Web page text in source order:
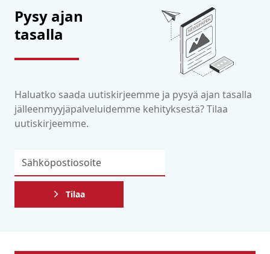
Pysy ajan
tasalla
Haluatko saada uutiskirjeemme ja pysyä ajan tasalla
jälleenmyyjäpalveluidemme kehityksestä? Tilaa
uutiskirjeemme.
Tilaa